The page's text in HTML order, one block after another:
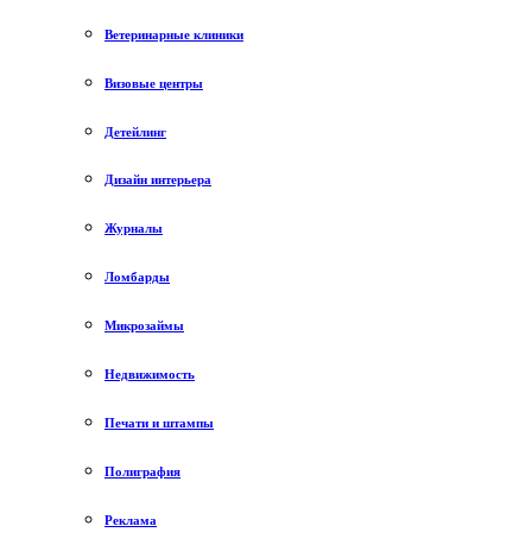
Ветеринарные клиники
Визовые центры
Детейлинг
Дизайн интерьера
Журналы
Ломбарды
Микрозаймы
Недвижимость
Печати и штампы
Полиграфия
Реклама